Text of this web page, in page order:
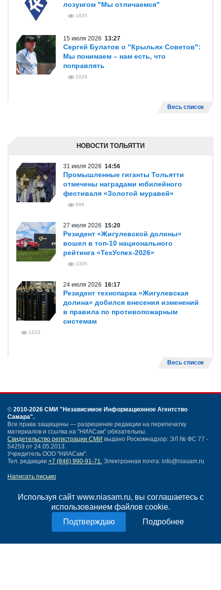
Используя сайт www.niasam.ru, вы соглашаетесь с
использованием файлов cookie.
Подробнее
лозунгом "Мы отличаемся"
1835
15 июля 2026 13:27
Сергей Булатов о "Крыльях Советов":
Мы понимаем – нам есть, что
поправлять
2029
Весь список
НОВОСТИ ТОЛЬЯТТИ
31 июля 2026 14:56
Промышленные гиганты Тольятти
отмечены наградами юбилейного
фестиваля «Золотой муравей»
999
27 июля 2026 15:20
Резидент «Жигулевской долины»
вошел в топ-10 национального
рейтинга «ТехУспех-2026»
1005
24 июля 2026 16:17
Резидент технопарка «Жигулевская
долина» добился внесения изменений
в правила по противопожарным
системам
1223
Весь список
© 2010-2026 СМИ "Независимое Информационное Агентство
Самара".
Все права защищены — разрешение редакции на перепечатку
материалов и ссылка на "НИАСам" обязательны.
Свидетельство регистрации СМИ выдано Роскомнадзор: ЭЛ № ФС 77 -
54259 от 24.05.2013.
Учредитель ООО "НИАСам".
Тел. редакции +7 (846) 990-91-71. Электронная почта: info@niasam.ru
Написать письмо
Нашли ошибку?
Политика конфиденциальности